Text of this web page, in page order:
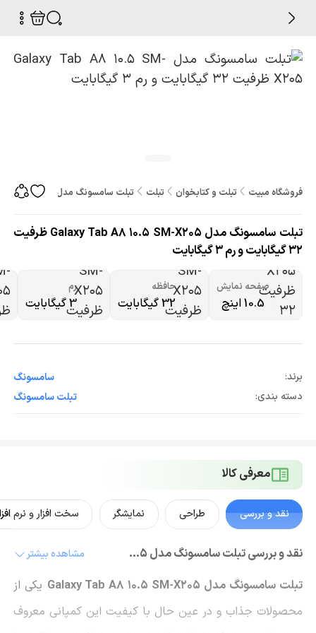
فروشگاه مبیت تبلت و کتابخوان تبلت تبلت سامسونگ مدل Galaxy Tab A8 10.5 SM-X205 ظرفیت 32 گیگابایت و رم 3 گیگابایت
تبلت سامسونگ مدل Galaxy Tab A8 10.5 SM-X205 ظرفیت
32 گیگابایت و رم 3 گیگابایت
صفحه نمایش
10.5 اینچ
حافظه
32 گیگابایت
رم
3 گیگابایت
برند:
سامسونگ
دسته بندی:
تبلت سامسونگ
معرفی کالا
نقد و بررسی طراحی نمایشگر سخت افزار و نرم
نقد و بررسی تبلت سامسونگ مدل Galaxy Tab A8 10.5 SM-X205 مشاهده بیشتر
تبلت سامسونگ مدل Galaxy Tab A8 10.5 SM-X205
یکی از
محصولات جذاب و در عین حال با کیفیت این کمپانی معروف